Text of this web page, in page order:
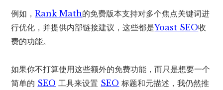
例如，Rank Math的免费版本支持对多个焦点关键词进
行优化，并提供内部链接建议，这些都是Yoast SEO收
费的功能。
如果你不打算使用这些额外的免费功能，而只是想要一个
简单的 SEO 工具来设置 SEO 标题和元描述，我仍然推